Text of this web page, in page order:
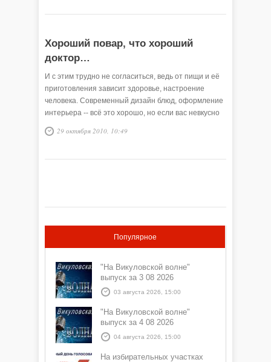
Хороший повар, что хороший
доктор…
И с этим трудно не согласиться, ведь от пищи и её
приготовления зависит здоровье, настроение
человека. Современный дизайн блюд, оформление
интерьера -- всё это хорошо, но если вас невкусно
накормили, …
29 октября 2010, 10:49
Популярное
"На Викуловской волне"
выпуск за 3 08 2026
03 августа 2026, 15:00
"На Викуловской волне"
выпуск за 4 08 2026
04 августа 2026, 15:00
На избирательных участках